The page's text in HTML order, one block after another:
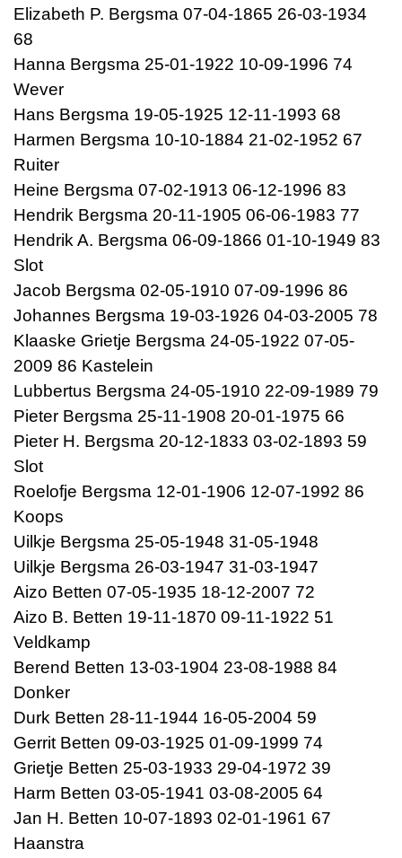
Elizabeth P. Bergsma 07-04-1865 26-03-1934
68
Hanna Bergsma 25-01-1922 10-09-1996 74
Wever
Hans Bergsma 19-05-1925 12-11-1993 68
Harmen Bergsma 10-10-1884 21-02-1952 67
Ruiter
Heine Bergsma 07-02-1913 06-12-1996 83
Hendrik Bergsma 20-11-1905 06-06-1983 77
Hendrik A. Bergsma 06-09-1866 01-10-1949 83
Slot
Jacob Bergsma 02-05-1910 07-09-1996 86
Johannes Bergsma 19-03-1926 04-03-2005 78
Klaaske Grietje Bergsma 24-05-1922 07-05-
2009 86 Kastelein
Lubbertus Bergsma 24-05-1910 22-09-1989 79
Pieter Bergsma 25-11-1908 20-01-1975 66
Pieter H. Bergsma 20-12-1833 03-02-1893 59
Slot
Roelofje Bergsma 12-01-1906 12-07-1992 86
Koops
Uilkje Bergsma 25-05-1948 31-05-1948
Uilkje Bergsma 26-03-1947 31-03-1947
Aizo Betten 07-05-1935 18-12-2007 72
Aizo B. Betten 19-11-1870 09-11-1922 51
Veldkamp
Berend Betten 13-03-1904 23-08-1988 84
Donker
Durk Betten 28-11-1944 16-05-2004 59
Gerrit Betten 09-03-1925 01-09-1999 74
Grietje Betten 25-03-1933 29-04-1972 39
Harm Betten 03-05-1941 03-08-2005 64
Jan H. Betten 10-07-1893 02-01-1961 67
Haanstra